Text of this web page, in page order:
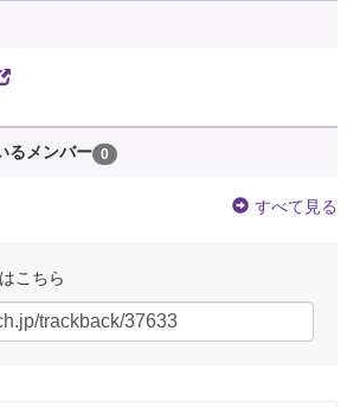
るメンバー 0
すべて見る
こちら